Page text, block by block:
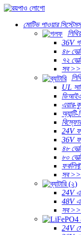
মোটিভ পাওয়ার সিস্টেমস
36V
৪৮
৭২
সব >>
UL
ডিআইএন
এয়ার-
24V
36V
৪৮
৮০
সব >>
24V
48V
সব >>
24V